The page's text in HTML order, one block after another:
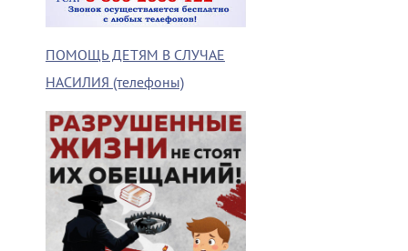
ПОМОЩЬ ДЕТЯМ В СЛУЧАЕ
НАСИЛИЯ (телефоны)